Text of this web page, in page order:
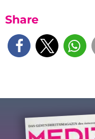
Share